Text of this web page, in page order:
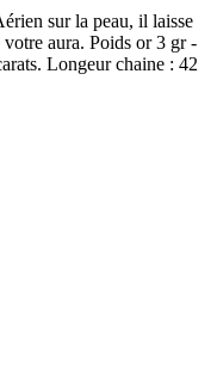
sur la peau, il laisse
votre aura. Poids or 3 gr -
Longeur chaine : 42